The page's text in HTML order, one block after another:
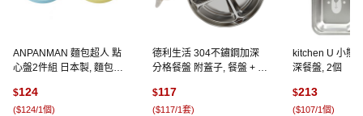
ANPANMAN 麵包超人 點
心盤2件組 日本製, 麵包超
$124
($124/1個)
德利生活 304不鏽鋼加深
分格餐盤 附蓋子, 餐盤 + 蓋
$117
($117/1套)
kitchen U 小熊
深餐盤, 2個
$213
($107/1個)